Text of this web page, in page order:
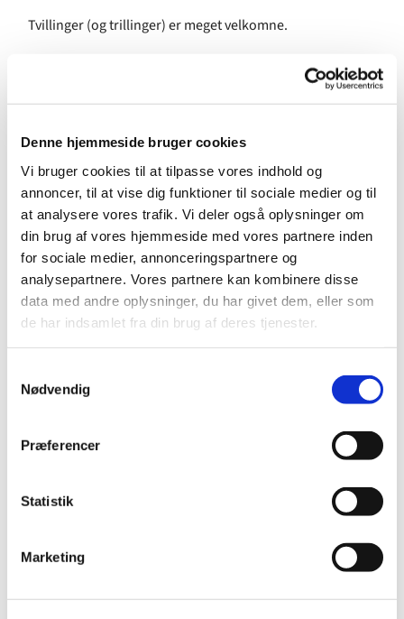
Denne hjemmeside bruger cookies
Vi bruger cookies til at tilpasse vores indhold og
annoncer, til at vise dig funktioner til sociale medier og til
at analysere vores trafik. Vi deler også oplysninger om
din brug af vores hjemmeside med vores partnere inden
for sociale medier, annonceringspartnere og
analysepartnere. Vores partnere kan kombinere disse
data med andre oplysninger, du har givet dem, eller som
de har indsamlet fra din brug af deres tjenester.
Nødvendig
Præferencer
Statistik
Marketing
Tvillinger (og trillinger) er meget velkomne.
Dette hold er for børn mellem 6 og 12 måneder